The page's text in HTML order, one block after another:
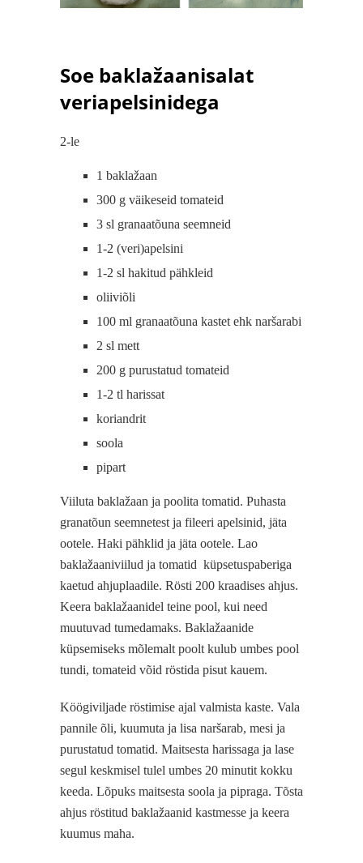
Soe baklažaanisalat
veriapelsinidega
2-le
1 baklažaan
300 g väikeseid tomateid
3 sl granaatõuna seemneid
1-2 (veri)apelsini
1-2 sl hakitud pähkleid
oliiviõli
100 ml granaatõuna kastet ehk naršarabi
2 sl mett
200 g purustatud tomateid
1-2 tl harissat
koriandrit
soola
pipart
Viiluta baklažaan ja poolita tomatid. Puhasta
granatõun seemnetest ja fileeri apelsinid, jäta
ootele. Haki pähklid ja jäta ootele. Lao
baklažaaniviilud ja tomatid küpsetuspaberiga
kaetud ahjuplaadile. Rösti 200 kraadises ahjus.
Keera baklažaanidel teine pool, kui need
muutuvad tumedamaks. Baklažaanide
küpsemiseks mõlemalt poolt kulub umbes pool
tundi, tomateid võid röstida pisut kauem.
Köögiviljade röstimise ajal valmista kaste. Vala
pannile õli, kuumuta ja lisa naršarab, mesi ja
purustatud tomatid. Maitsesta harissaga ja lase
segul keskmisel tulel umbes 20 minutit kokku
keeda. Lõpuks maitsesta soola ja pipraga. Tõsta
ahjus röstitud baklažaanid kastmesse ja keera
kuumus maha.